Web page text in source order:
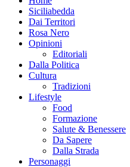
Siciliabedda
Dai Territori
Rosa Nero
Opinioni
Editoriali
Dalla Politica
Cultura
Tradizioni
Lifestyle
Food
Formazione
Salute & Benessere
Da Sapere
Dalla Strada
Personaggi